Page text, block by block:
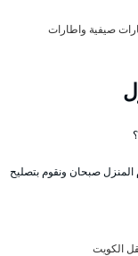
صيفية واطارات
صبحان ونقوم بتصليح
الكويت